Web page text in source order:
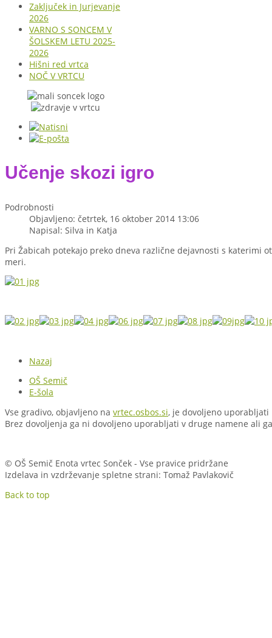
Zaključek in Jurjevanje
2026
VARNO S SONCEM V
ŠOLSKEM LETU 2025-
2026
Hišni red vrtca
NOČ V VRTCU
Učenje skozi igro
Podrobnosti
Objavljeno: četrtek, 16 oktober 2014 13:06
Napisal: Silva in Katja
Pri Žabicah potekajo preko dneva različne dejavnosti s katerimi
meri.
Nazaj
OŠ Semič
E-šola
Vse gradivo, objavljeno na vrtec.osbos.si, je dovoljeno uporabljati
Brez dovoljenja ga ni dovoljeno uporabljati v druge namene ali
© OŠ Semič Enota vrtec Sonček - Vse pravice pridržane
Izdelava in vzdrževanje spletne strani: Tomaž Pavlakovič
Back to top